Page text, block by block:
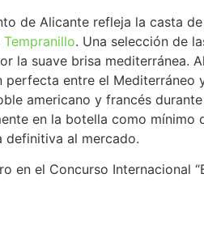
de Alicante refleja la casta
Tempranillo. Una selección de
la suave brisa mediterránea.
perfecta entre el Mediterráneo
americano y francés
en la botella como mínimo
definitiva al mercado.
en el Concurso Internacional